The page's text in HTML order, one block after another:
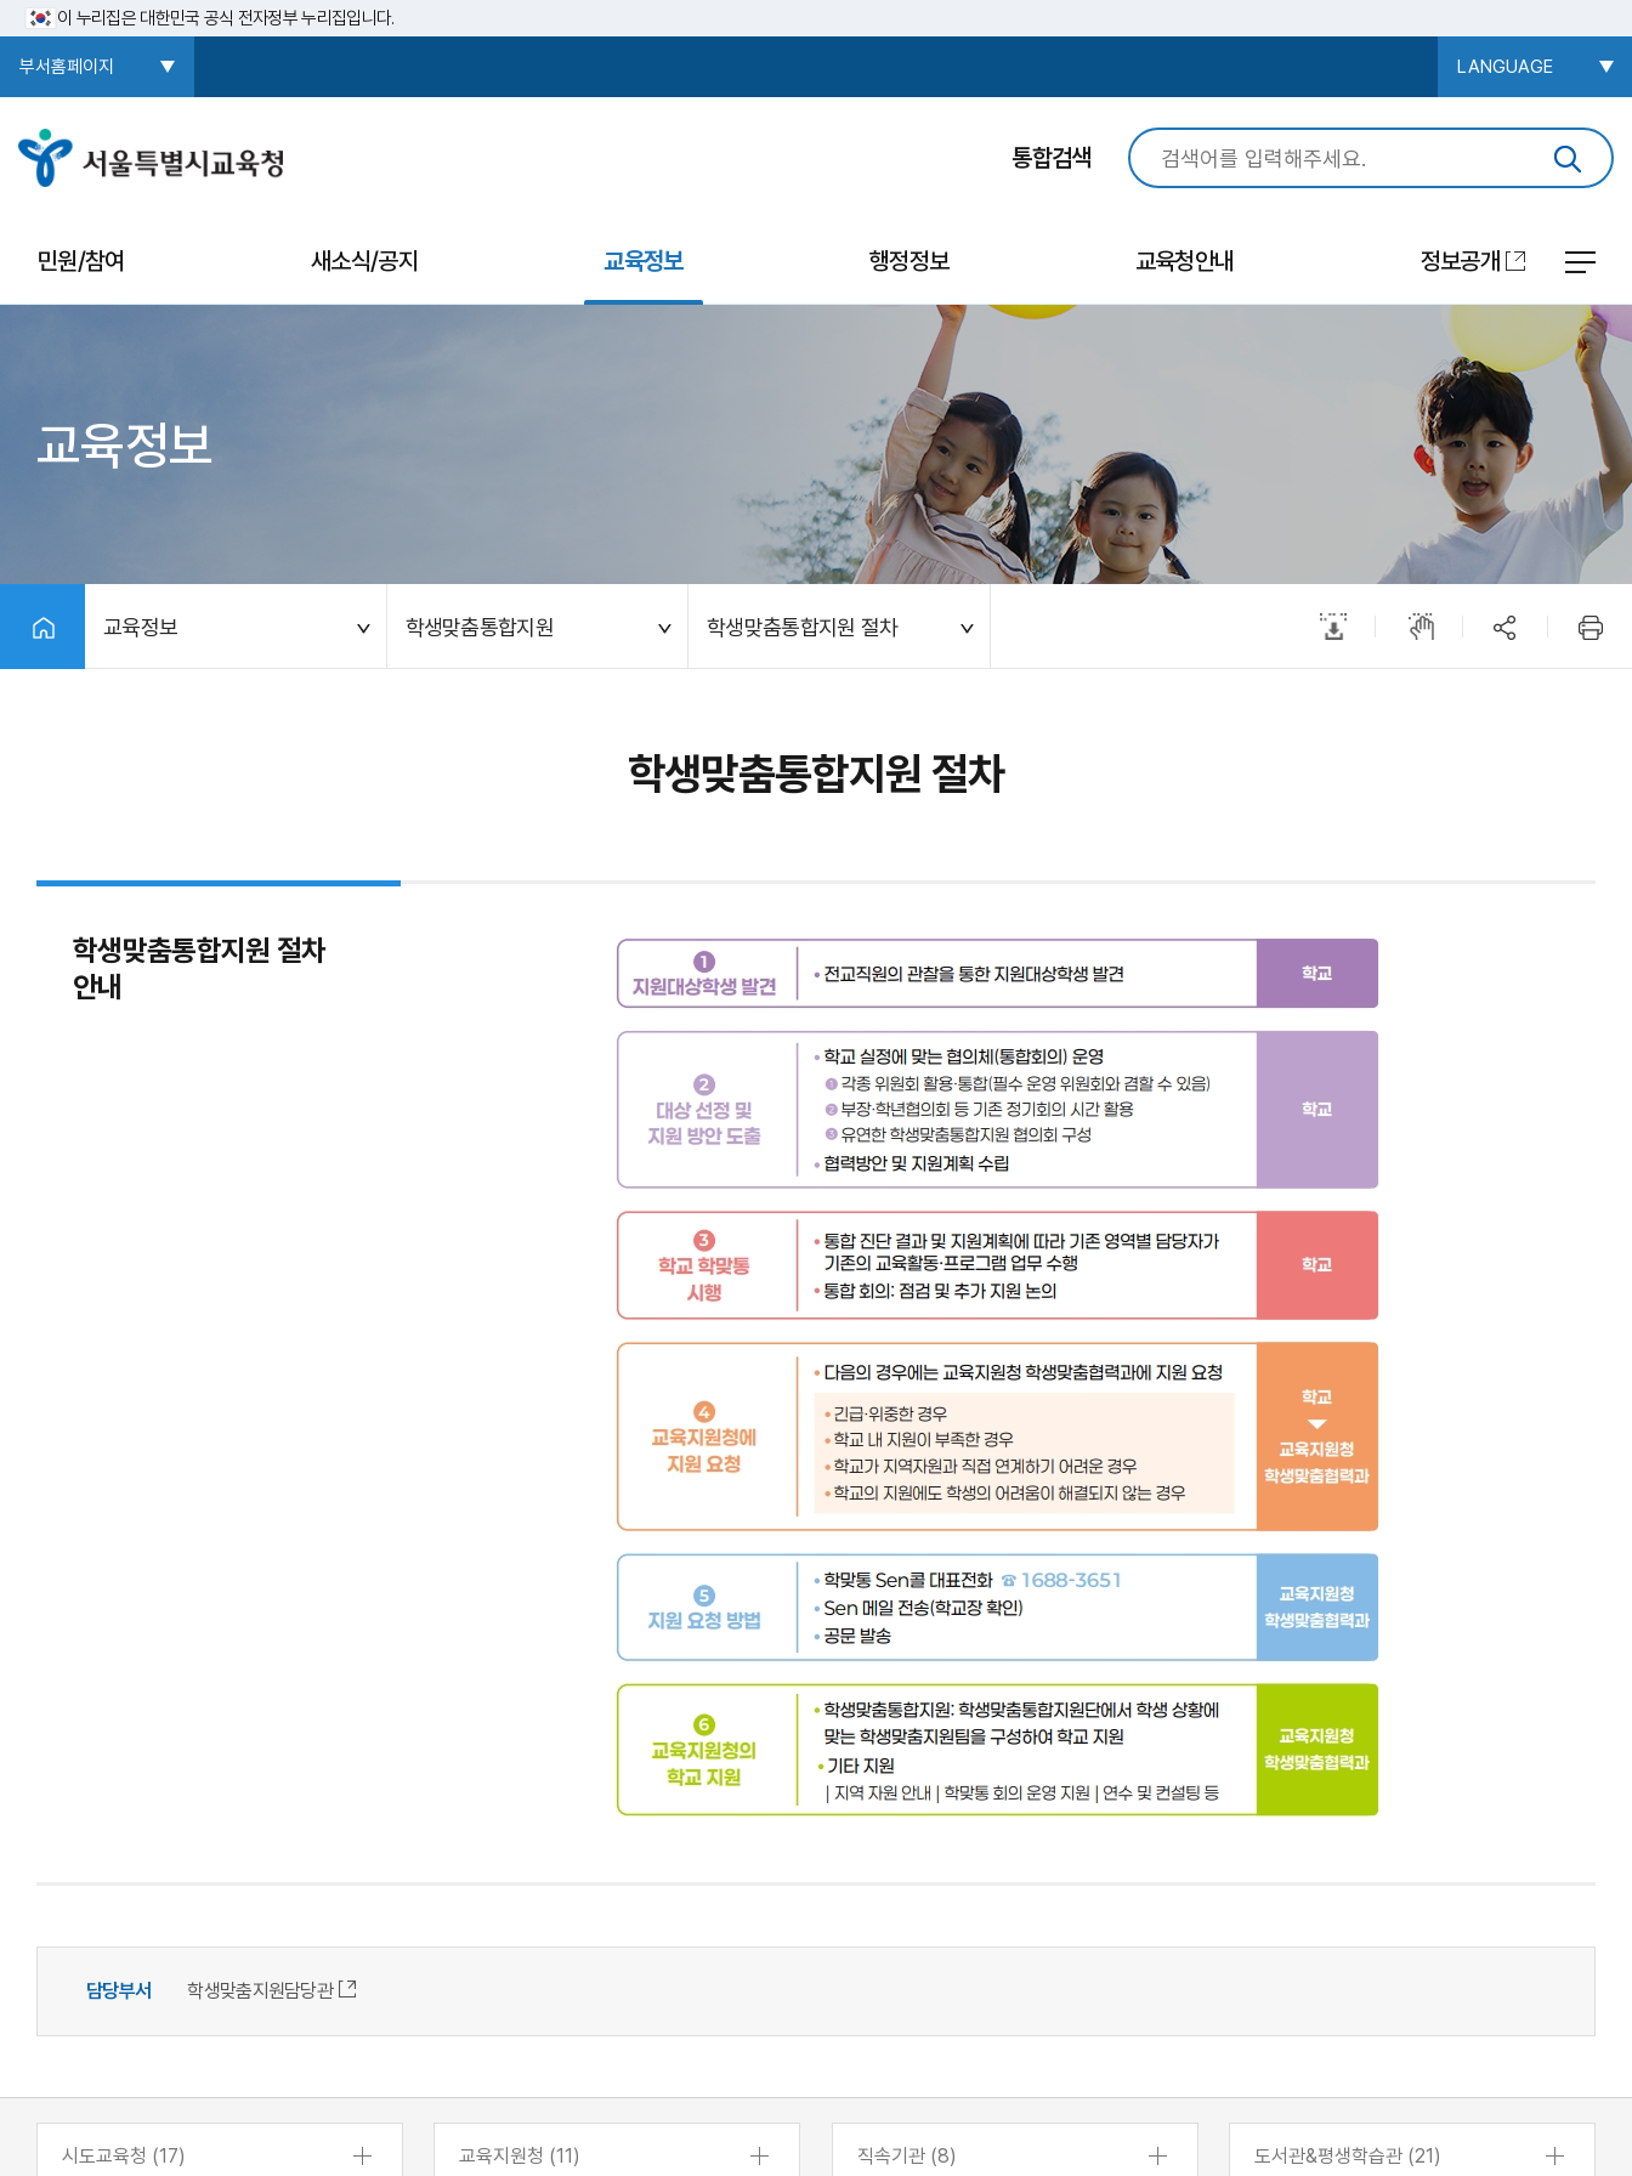
이 누리집은 대한민국 공식 전자정부 누리집입니다.
부서홈페이지 LANGUAGE
통합검색
민원/참여 새소식/공지 교육정보 행정정보 교육청안내 정보공개
교육정보
교육정보 학생맞춤통합지원 학생맞춤통합지원 절차
학생맞춤통합지원 절차
학생맞춤통합지원 절차
안내
담당부서 학생맞춤지원담당관
시도교육청 (17) 교육지원청 (11) 직속기관 (8) 도서관&평생학습관 (21)